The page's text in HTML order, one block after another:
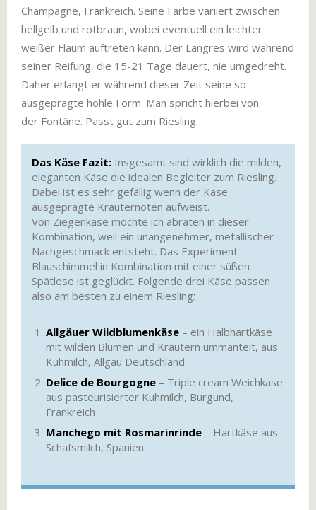
Champagne, Frankreich. Seine Farbe variiert zwischen
hellgelb und rotbraun, wobei eventuell ein leichter
weißer Flaum auftreten kann. Der Langres wird während
seiner Reifung, die 15-21 Tage dauert, nie umgedreht.
Daher erlangt er während dieser Zeit seine so
ausgeprägte hohle Form. Man spricht hierbei von
der Fontäne. Passt gut zum Riesling.
Das Käse Fazit: Insgesamt sind wirklich die milden,
eleganten Käse die idealen Begleiter zum Riesling.
Dabei ist es sehr gefällig wenn der Käse
ausgeprägte Kräuternoten aufweist.
Von Ziegenkäse möchte ich abraten in dieser
Kombination, weil ein unangenehmer, metallischer
Nachgeschmack entsteht. Das Experiment
Blauschimmel in Kombination mit einer süßen
Spätlese ist geglückt. Folgende drei Käse passen
also am besten zu einem Riesling:
Allgäuer Wildblumenkäse – ein Halbhartkäse
mit wilden Blumen und Kräutern ummantelt, aus
Kuhmilch, Allgäu Deutschland
Delice de Bourgogne – Triple cream Weichkäse
aus pasteurisierter Kuhmilch, Burgund,
Frankreich
Manchego mit Rosmarinrinde – Hartkäse aus
Schafsmilch, Spanien